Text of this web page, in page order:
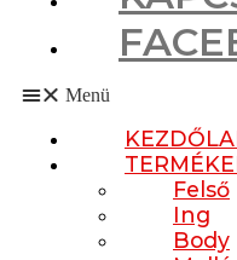
Menü
Felső
Ing
Body